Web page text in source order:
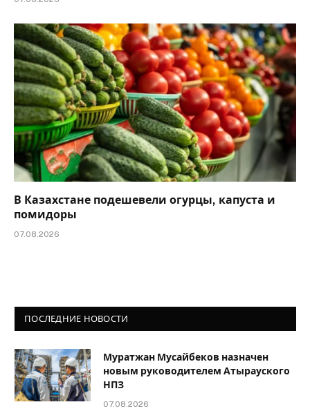
В Казахстане подешевели огурцы, капуста и
помидоры
07.08.2026
ПОСЛЕДНИЕ НОВОСТИ
Муратжан Мусайбеков назначен
новым руководителем Атырауского
НПЗ
07.08.2026